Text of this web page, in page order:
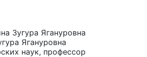
Зугура Ягануровна
Ягануровна
наук, профессор